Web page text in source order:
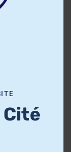
plus qu’un
un lieu
et
Cité